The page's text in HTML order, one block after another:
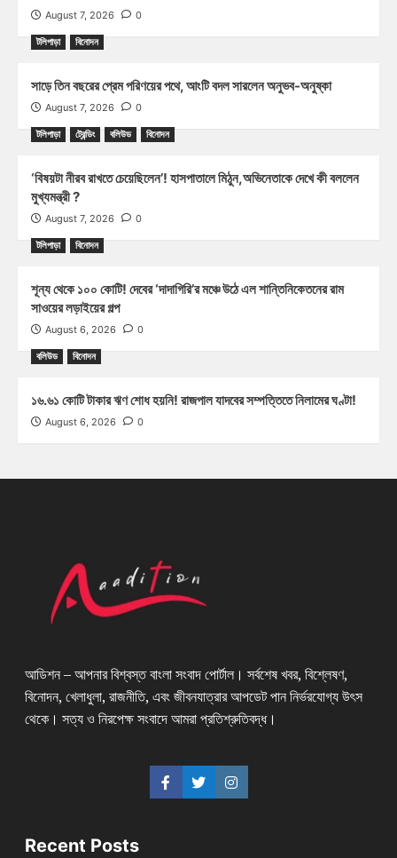
August 7, 2026 0
টলিপাড়া বিনোদন
সাড়ে তিন বছরের প্রেম পরিণয়ের পথে, আংটি বদল সারলেন অনুভব-অনুষ্কা
August 7, 2026 0
টলিপাড়া ট্রেন্ডিং বলিউড বিনোদন
‘বিষয়টা নীরব রাখতে চেয়েছিলেন’! হাসপাতালে মিঠুন,অভিনেতাকে দেখে কী বললেন
মুখ্যমন্ত্রী ?
August 7, 2026 0
টলিপাড়া বিনোদন
শূন্য থেকে ১০০ কোটি! দেবের ‘দাদাগিরি’র মঞ্চে উঠে এল শান্তিনিকেতনের রাম
সাওয়ের লড়াইয়ের গল্প
August 6, 2026 0
বলিউড বিনোদন
১৬.৬১ কোটি টাকার ঋণ শোধ হয়নি! রাজপাল যাদবের সম্পত্তিতে নিলামের ঘণ্টা!
August 6, 2026 0
আডিশন – আপনার বিশ্বস্ত বাংলা সংবাদ পোর্টাল। সর্বশেষ খবর, বিশ্লেষণ,
বিনোদন, খেলাধুলা, রাজনীতি, এবং জীবনযাত্রার আপডেট পান নির্ভরযোগ্য উৎস
থেকে। সত্য ও নিরপেক্ষ সংবাদে আমরা প্রতিশ্রুতিবদ্ধ।
Recent Posts